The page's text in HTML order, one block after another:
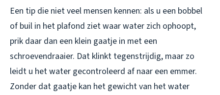
Een tip die niet veel mensen kennen: als u een bobbel
of buil in het plafond ziet waar water zich ophoopt,
prik daar dan een klein gaatje in met een
schroevendraaier. Dat klinkt tegenstrijdig, maar zo
leidt u het water gecontroleerd af naar een emmer.
Zonder dat gaatje kan het gewicht van het water